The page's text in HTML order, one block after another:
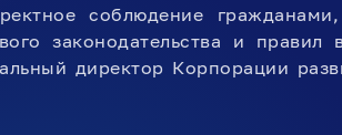
соблюдение
законодательства и правил
директор Корпорации